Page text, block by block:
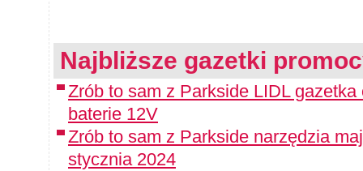
Najbliższe gazetki
Zrób to sam z Parkside LIDL
baterie 12V
Zrób to sam z Parkside narzędzia
stycznia 2024